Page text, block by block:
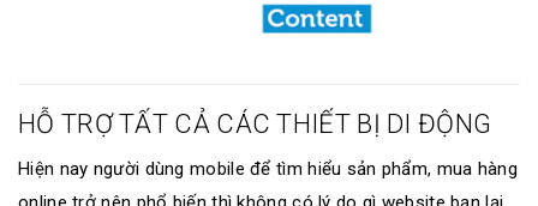
HỖ TRỢ TẤT CẢ CÁC THIẾT BỊ DI ĐỘNG
Hiện nay người dùng mobile để tìm hiểu sản phẩm, mua hàng